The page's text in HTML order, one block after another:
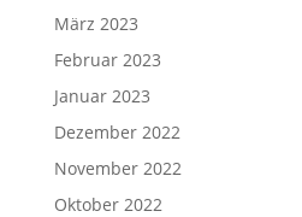
März 2023
Februar 2023
Januar 2023
Dezember 2022
November 2022
Oktober 2022